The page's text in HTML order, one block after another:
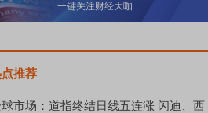
一键关注财经大咖
推荐
市场：道指终结日线五连涨 闪迪、西